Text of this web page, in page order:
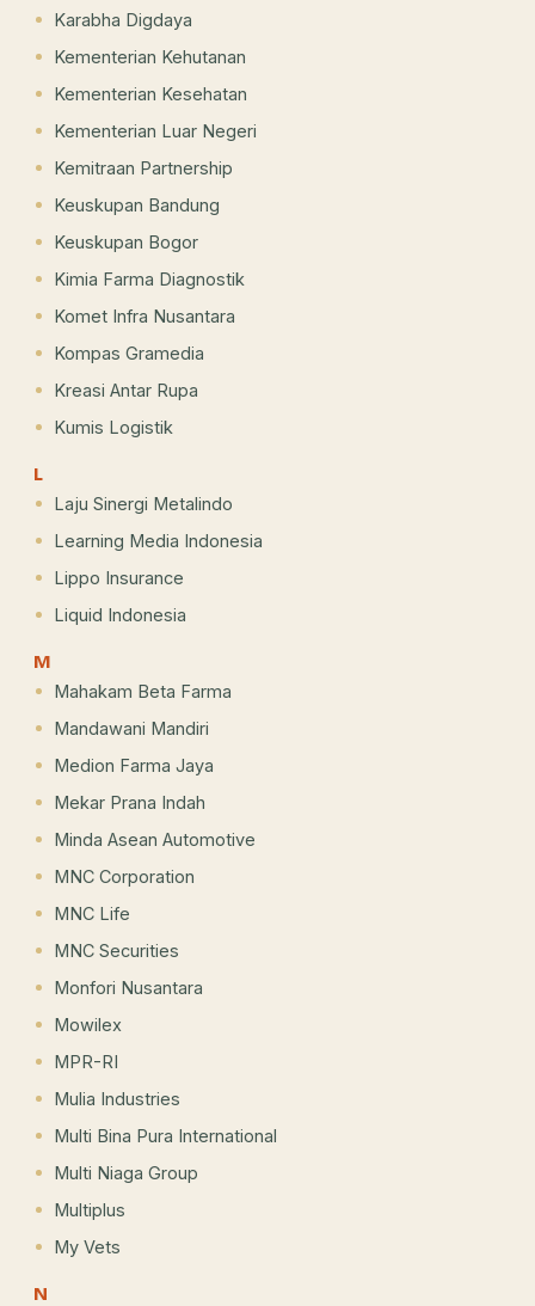
Karabha Digdaya
Kementerian Kehutanan
Kementerian Kesehatan
Kementerian Luar Negeri
Kemitraan Partnership
Keuskupan Bandung
Keuskupan Bogor
Kimia Farma Diagnostik
Komet Infra Nusantara
Kompas Gramedia
Kreasi Antar Rupa
Kumis Logistik
L
Laju Sinergi Metalindo
Learning Media Indonesia
Lippo Insurance
Liquid Indonesia
M
Mahakam Beta Farma
Mandawani Mandiri
Medion Farma Jaya
Mekar Prana Indah
Minda Asean Automotive
MNC Corporation
MNC Life
MNC Securities
Monfori Nusantara
Mowilex
MPR-RI
Mulia Industries
Multi Bina Pura International
Multi Niaga Group
Multiplus
My Vets
N